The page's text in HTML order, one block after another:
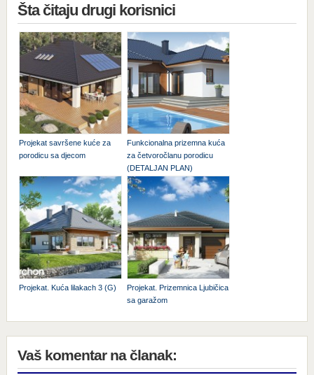
Šta čitaju drugi korisnici
Projekat savršene kuće za
porodicu sa djecom
Funkcionalna prizemna kuća
za četvoročlanu porodicu
(DETALJAN PLAN)
Projekat. Kuća lilakach 3 (G)
Projekat. Prizemnica Ljubičica
sa garažom
Vaš komentar na članak: